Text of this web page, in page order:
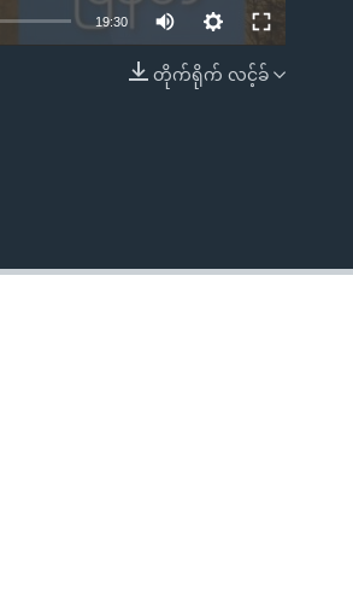
EMBED
19:30
တိုက်ရိုက် လင့်ခ်